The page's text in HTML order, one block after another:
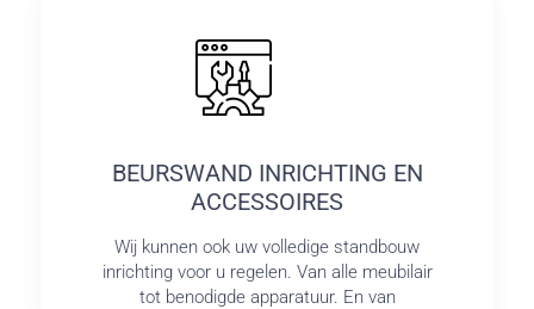
BEURSWAND INRICHTING EN
ACCESSOIRES
Wij kunnen ook uw volledige standbouw
inrichting voor u regelen. Van alle meubilair
tot benodigde apparatuur. En van